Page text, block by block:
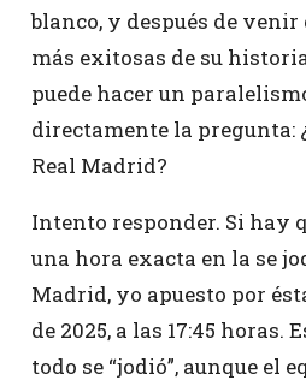
blanco, y después de venir
más exitosas de su
puede hacer un
directamente la pregunta:
Real Madrid?
Intento responder. Si hay
una hora exacta en la se
Madrid, yo apuesto por
de 2025, a las 17:45 horas.
todo se “jodió”, aunque el